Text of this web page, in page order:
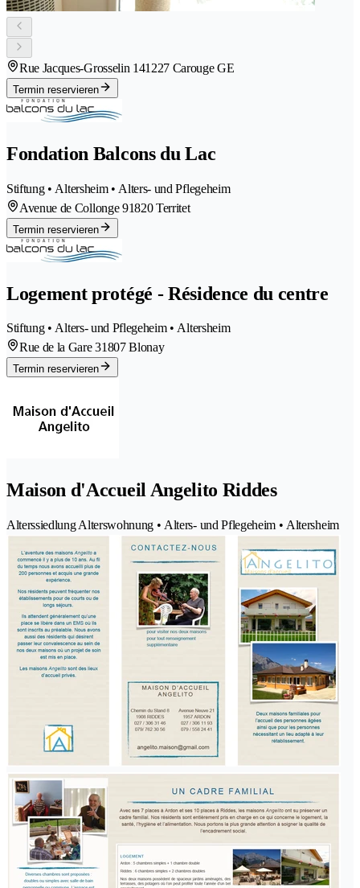
Rue Jacques-Grosselin 141227 Carouge GE
Termin reservieren
Fondation Balcons du Lac
Stiftung • Altersheim • Alters- und Pflegeheim
Avenue de Collonge 91820 Territet
Termin reservieren
Logement protégé - Résidence du centre
Stiftung • Alters- und Pflegeheim • Altersheim
Rue de la Gare 31807 Blonay
Termin reservieren
Maison d'Accueil Angelito Riddes
Alterssiedlung Alterswohnung • Alters- und Pflegeheim • Altersheim